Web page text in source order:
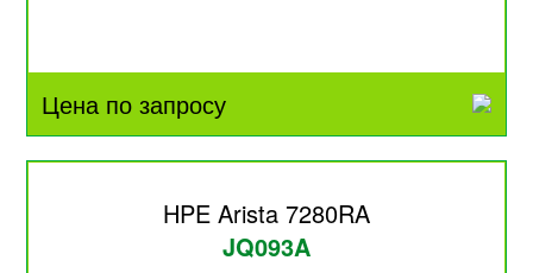
Цена по запросу
HPE Arista 7280RA
JQ093A